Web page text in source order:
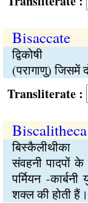
Bisaccate
द्विकोषी
(परागाणु) जिसमें
:
Biscalitheca
बिस्कैलीथीका
संवहनी पादपों के
पर्मियन -
शक्ल की होती हैं।